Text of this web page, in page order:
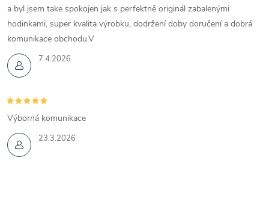
7.4.2026
a byl jsem take spokojen jak s perfektně originál zabalenými
hodinkami, super kvalita výrobku, dodržení doby doručení a dobrá
komunikace obchodu.V
23.3.2026
Výborná komunikace